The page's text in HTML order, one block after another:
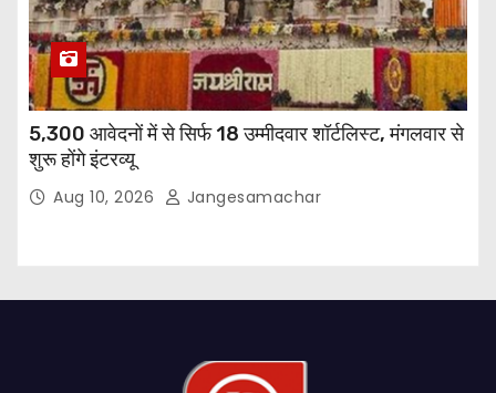
5,300 आवेदनों में से सिर्फ 18 उम्मीदवार शॉर्टलिस्ट, मंगलवार से
शुरू होंगे इंटरव्यू
Aug 10, 2026 Jangesamachar